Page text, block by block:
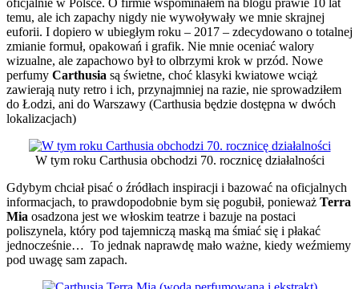
temu, ale ich zapachy nigdy nie wywoływały we mnie skrajnej
euforii. I dopiero w ubiegłym roku – 2017 – zdecydowano o totalnej
zmianie formuł, opakowań i grafik. Nie mnie oceniać walory
wizualne, ale zapachowo był to olbrzymi krok w przód. Nowe
perfumy Carthusia są świetne, choć klasyki kwiatowe wciąż
zawierają nuty retro i ich, przynajmniej na razie, nie sprowadziłem
do Łodzi, ani do Warszawy (Carthusia będzie dostępna w dwóch
lokalizacjach)
W tym roku Carthusia obchodzi 70. rocznicę działalności
Gdybym chciał pisać o źródłach inspiracji i bazować na oficjalnych
informacjach, to prawdopodobnie bym się pogubił, ponieważ Terra
Mia osadzona jest we włoskim teatrze i bazuje na postaci
poliszynela, który pod tajemniczą maską ma śmiać się i płakać
jednocześnie… To jednak naprawdę mało ważne, kiedy weźmiemy
pod uwagę sam zapach.